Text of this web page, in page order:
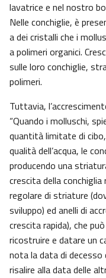
lavatrice e nel nostro
Nelle conchiglie, è
a dei cristalli che i
a polimeri organici.
sulle loro conchiglie,
polimeri.
Tuttavia,
“Quando i molluschi,
quantità limitate di
qualità dell’acqua, le
producendo una
crescita della
regolare di striature
sviluppo) ed anelli di
crescita rapida), che
ricostruire e datare un
nota la data di
risalire alla data delle